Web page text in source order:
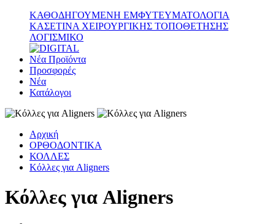
ΚΑΘΟΔΗΓΟΥΜΕΝΗ ΕΜΦΥΤΕΥΜΑΤΟΛΟΓΙΑ
ΚΑΣΕΤΙΝΑ ΧΕΙΡΟΥΡΓΙΚΗΣ ΤΟΠΟΘΕΤΗΣΗΣ
ΛΟΓΙΣΜΙΚΟ
Νέα Προϊόντα
Προσφορές
Νέα
Κατάλογοι
Αρχική
ΟΡΘΟΔΟΝΤΙΚΑ
ΚΟΛΛΕΣ
Κόλλες για Aligners
Κόλλες για Aligners